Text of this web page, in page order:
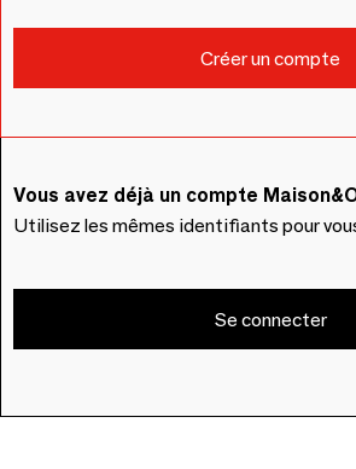
Vous avez déjà un compte
Utilisez les mêmes identifiants pour
Se connecter